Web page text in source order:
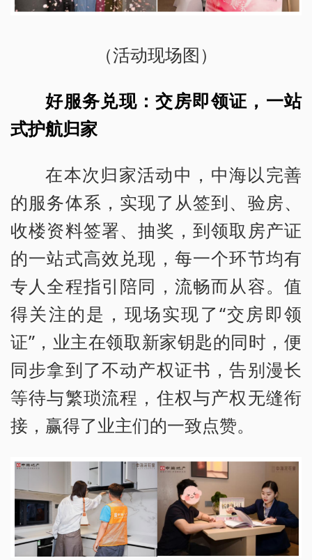
（活动现场图）
好服务兑现：交房即领证，一站
式护航归家
在本次归家活动中，中海以完善
的服务体系，实现了从签到、验房、
收楼资料签署、抽奖，到领取房产证
的一站式高效兑现，每一个环节均有
专人全程指引陪同，流畅而从容。值
得关注的是，现场实现了“交房即领
证”，业主在领取新家钥匙的同时，便
同步拿到了不动产权证书，告别漫长
等待与繁琐流程，住权与产权无缝衔
接，赢得了业主们的一致点赞。